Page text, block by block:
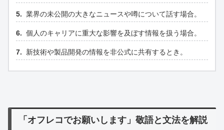
業界の未公開の大きなニュースや噂について話す場合。
個人のキャリアに重大な影響を及ぼす情報を扱う場合。
新技術や製品開発の情報を非公式に共有するとき。
「オフレコでお願いします」敬語と文法を解説